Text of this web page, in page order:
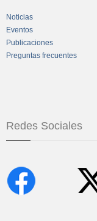
Noticias
Eventos
Publicaciones
Preguntas frecuentes
Redes Sociales